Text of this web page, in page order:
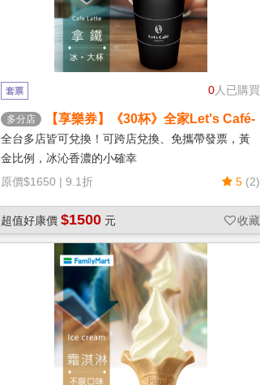
0人已購買
套票
多分店
【享樂券】《30杯》全家Let's Café-
冰拿鐵(大杯)
全台多店皆可兌換！可跨店兌換、免攜帶發票，黃
金比例，冰沁香濃的小確幸
原價$1650 | 9.1折 5 (2)
超值好康價 $1500 元 收藏